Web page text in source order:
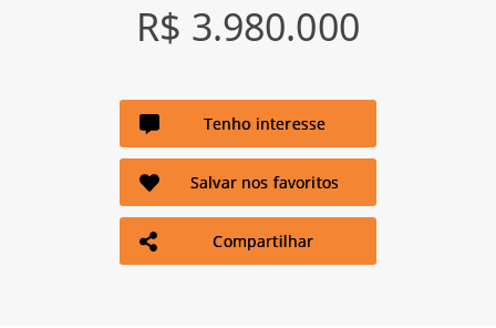
R$ 3.980.000
Tenho interesse
Salvar nos favoritos
Compartilhar